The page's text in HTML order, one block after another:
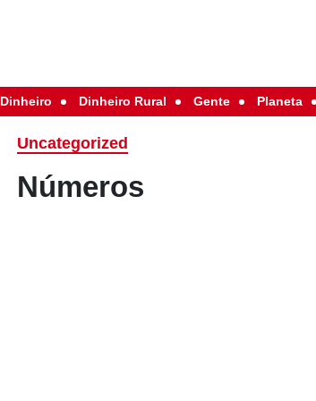
Dinheiro Dinheiro Rural Gente Planeta
Uncategorized
Números